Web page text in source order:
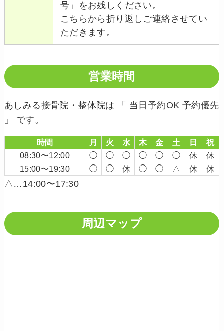
号」をお残しください。
こちらから折り返しご連絡させてい
ただきます。
営業時間
あしみる接骨院・整体院は 「 当日予約OK 予約優先
」 です。
時間 月 火 水 木 金 土 日
祝
08:30〜12:00
◯ ◯ ◯ ◯ ◯ ◯ 休
休
15:00〜19:30
◯ ◯ 休 ◯ ◯ △ 休 休
△…14:00〜17:30
周辺マップ